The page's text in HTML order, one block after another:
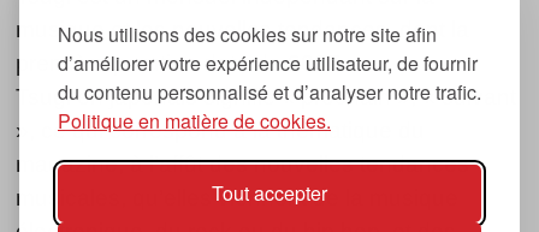
Nous utilisons des cookies sur notre site afin
d’améliorer votre expérience utilisateur, de fournir
du contenu personnalisé et d’analyser notre trafic.
Politique en matière de cookies.
Tout accepter
musique et les nouvelles tendances, dont la
première parution date de 2007.
Tsugi en japonais signifie « prochain », « suivant
», ce qui correspond à la thématique du
magazine, à l’affût des nouvelles tendances
musicales, qu’elles viennent de la musique